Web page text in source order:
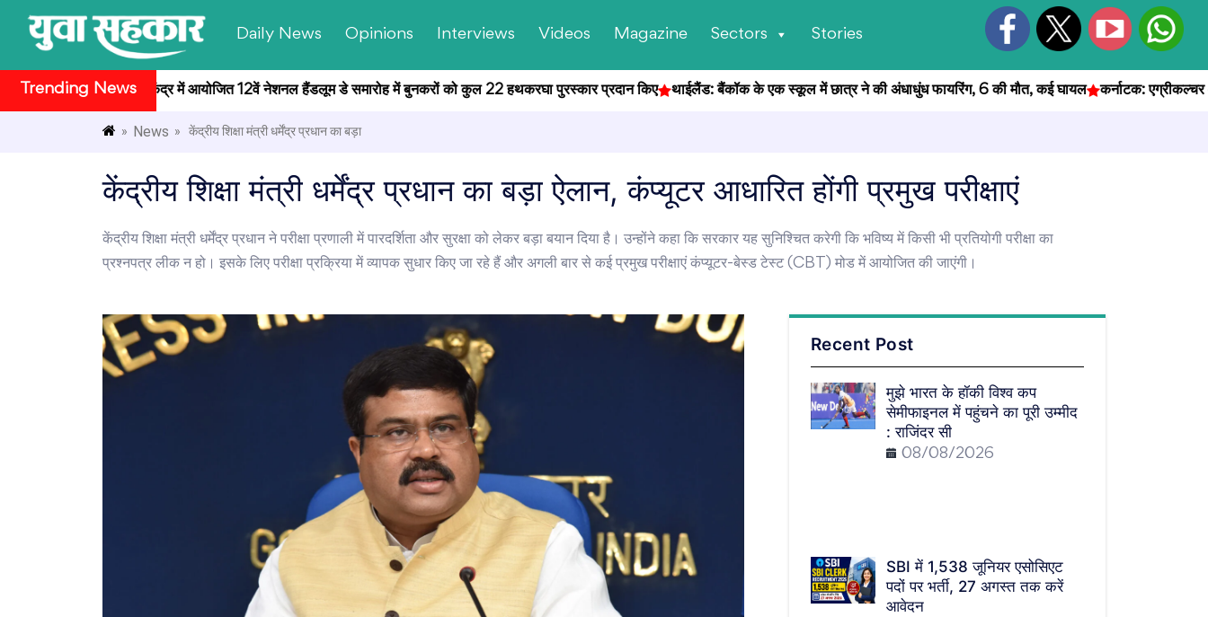
Daily News Opinions Interviews Videos Magazine Sectors Stories
Trending News
भवन सांस्कृतिक केंद्र में आयोजित 12वें नेशनल हैंडलूम डे समारोह में बुनकरों को कुल 22 हथकरघा पुरस्कार प्रदान किए थाईलैंड: बैंकॉक के एक स्कूल में छात्र ने की अंधाधुंध फायरिंग, 6 की मौत, कई घायल कर्नाटक: एग्रीकल्चर
» News » केंद्रीय शिक्षा मंत्री धर्मेंद्र प्रधान का बड़ा
केंद्रीय शिक्षा मंत्री धर्मेंद्र प्रधान का बड़ा ऐलान, कंप्यूटर आधारित होंगी प्रमुख परीक्षाएं
केंद्रीय शिक्षा मंत्री धर्मेंद्र प्रधान ने परीक्षा प्रणाली में पारदर्शिता और सुरक्षा को लेकर बड़ा बयान दिया है। उन्होंने कहा कि सरकार यह सुनिश्चित करेगी कि भविष्य में किसी भी प्रतियोगी परीक्षा का
प्रश्नपत्र लीक न हो। इसके लिए परीक्षा प्रक्रिया में व्यापक सुधार किए जा रहे हैं और अगली बार से कई प्रमुख परीक्षाएं कंप्यूटर-बेस्ड टेस्ट (CBT) मोड में आयोजित की जाएंगी।
Recent Post
मुझे भारत के हॉकी विश्व कप
सेमीफाइनल में पहुंचने का पूरी उम्मीद
: राजिंदर सी
08/08/2026
SBI में 1,538 जूनियर एसोसिएट
पदों पर भर्ती, 27 अगस्त तक करें
आवेदन